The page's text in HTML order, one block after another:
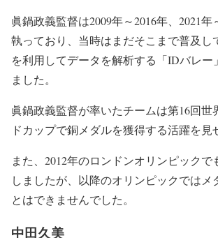
眞鍋政義監督は2009年～2016年、2021年
執っており、当時はまだそこまで普及し
を利用してデータを解析する「IDバレー
ました。
眞鍋政義監督が率いたチームは第16回世
ドカップで銅メダルを獲得する活躍を見
また、2012年のロンドンオリンピック
しましたが、以降のオリンピックではメ
とはできませんでした。
中田久美